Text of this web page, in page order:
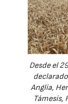
Desde el
Anglia,
Támesis,